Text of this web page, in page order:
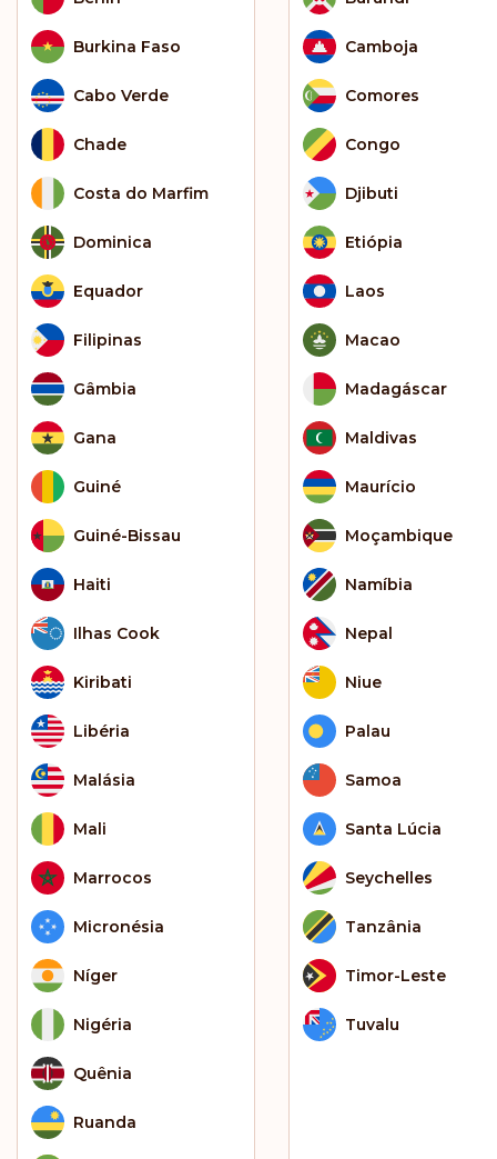
Burkina Faso
Cabo Verde
Chade
Costa do Marfim
Dominica
Equador
Filipinas
Gâmbia
Gana
Guiné
Guiné-Bissau
Haiti
Ilhas Cook
Kiribati
Libéria
Malásia
Mali
Marrocos
Micronésia
Níger
Nigéria
Quênia
Ruanda
Camboja
Comores
Congo
Djibuti
Etiópia
Laos
Macao
Madagáscar
Maldivas
Maurício
Moçambique
Namíbia
Nepal
Niue
Palau
Samoa
Santa Lúcia
Seychelles
Tanzânia
Timor-Leste
Tuvalu